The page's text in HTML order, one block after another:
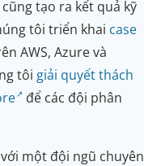
tạo ra kết quả kỹ
tôi triển khai case
AWS, Azure và
tôi giải quyết thách
để các đội phân
một đội ngũ chuyên